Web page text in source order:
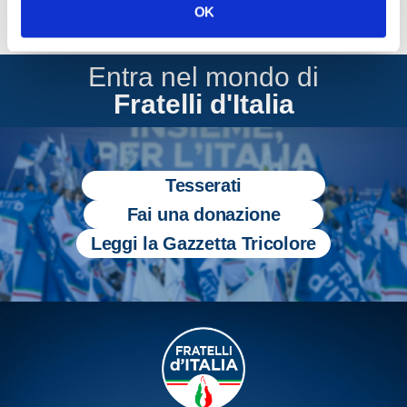
OK
Entra nel mondo di
Fratelli d'Italia
Tesserati
Fai una donazione
Leggi la Gazzetta Tricolore